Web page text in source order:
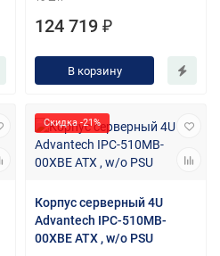
124 719 ₽
В корзину
Скидка -21%
Корпус серверный 4U
Advantech IPC-510MB-
00XBE ATX , w/o PSU